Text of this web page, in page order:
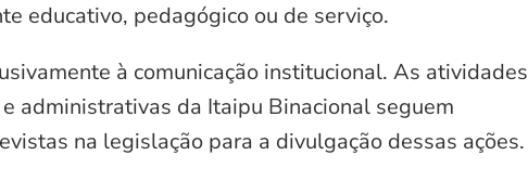
educativo, pedagógico ou de serviço.
à comunicação institucional. As atividades
administrativas da Itaipu Binacional seguem
na legislação para a divulgação dessas ações.